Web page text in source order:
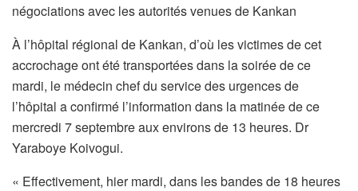
négociations avec les autorités venues de Kankan
À l’hôpital régional de Kankan, d’où les victimes de cet
accrochage ont été transportées dans la soirée de ce
mardi, le médecin chef du service des urgences de
l’hôpital a confirmé l’information dans la matinée de ce
mercredi 7 septembre aux environs de 13 heures. Dr
Yaraboye Koivogui.
« Effectivement, hier mardi, dans les bandes de 18 heures